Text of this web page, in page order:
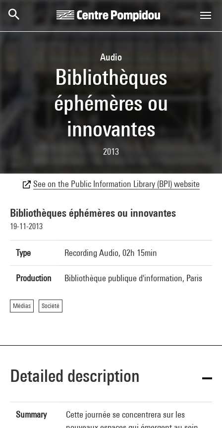
Audio
Bibliothèques
éphémères ou
innovantes
2013
See on the Public Information Library (BPI) website
Bibliothèques éphémères ou innovantes
19-11-2013
Type Recording Audio, 02h 15min
Production Bibliothèque publique d'information, Paris
Médias Société
Detailed description
Summary
Cette journée se concentrera sur les